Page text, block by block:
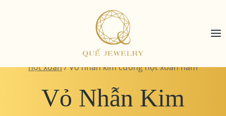
Trang sức kim cương/ Vỏ nhẫn kim cương
hột xoàn/Vỏ nhẫn kim cương hột xoàn nam
Vỏ Nhẫn Kim